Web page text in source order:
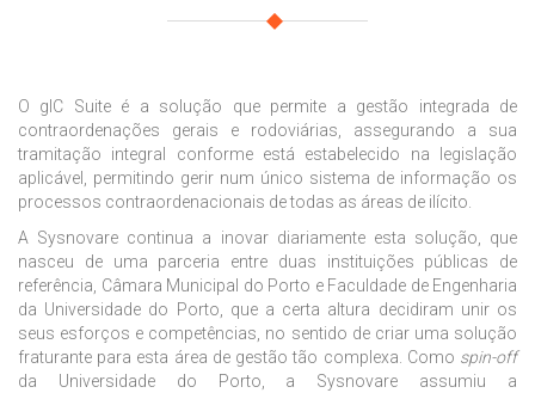
O gIC Suite é a solução que permite a gestão integrada de
contraordenações gerais e rodoviárias, assegurando a sua
tramitação integral conforme está estabelecido na legislação
aplicável, permitindo gerir num único sistema de informação os
processos contraordenacionais de todas as áreas de ilícito.
A Sysnovare continua a inovar diariamente esta solução, que
nasceu de uma parceria entre duas instituições públicas de
referência, Câmara Municipal do Porto e Faculdade de Engenharia
da Universidade do Porto, que a certa altura decidiram unir os
seus esforços e competências, no sentido de criar uma solução
fraturante para esta área de gestão tão complexa. Como spin-off
da Universidade do Porto, a Sysnovare assumiu a